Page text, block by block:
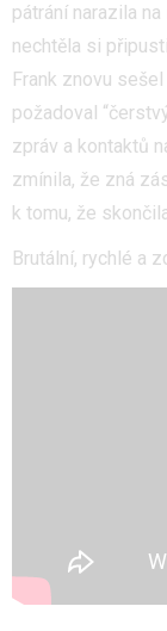
pátrání narazila
nechtěla si
Frank znovu
požadoval
zpráv a kontaktů
zmínila, že zná
k tomu, že
Brutální, rychlé a